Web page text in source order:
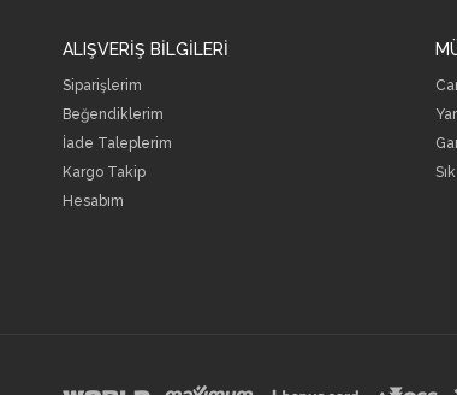
ALIŞVERİŞ BİLGİLERİ
Siparişlerim
Beğendiklerim
İade Taleplerim
Kargo Takip
Hesabım